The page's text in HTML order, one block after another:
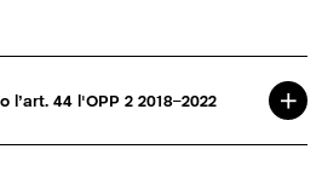
44 l'OPP 2 2018–2022